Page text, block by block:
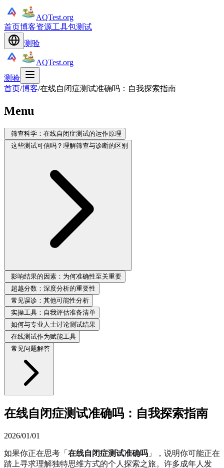
AQTest.org
首页博客资源工具包测试
测验
AQTest.org
测验
首页/博客/在线自闭症测试准确吗：自我探索指南
Menu
筛查科学：在线自闭症测试的运作原理
这些测试可信吗？理解筛查与诊断的区别
影响结果的因素：为何准确性至关重要
超越分数：深度分析的重要性
常见误诊：其他可能性分析
实操工具：自我评估准备清单
如何与专业人士讨论测试结果
在线测试作为赋能工具
常见问题解答
在线自闭症测试准确吗：自我探索指南
2026/01/01
如果你正在思考「 在线自闭症测试准确吗 」，说明你可能正在
踏上寻求理解独特思维方式的个人探索之旅。许多成年人发